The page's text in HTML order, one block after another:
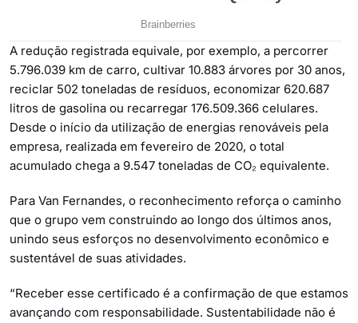
A redução registrada equivale, por exemplo, a percorrer
5.796.039 km de carro, cultivar 10.883 árvores por 30 anos,
reciclar 502 toneladas de resíduos, economizar 620.687
litros de gasolina ou recarregar 176.509.366 celulares.
Desde o início da utilização de energias renováveis pela
empresa, realizada em fevereiro de 2020, o total
acumulado chega a 9.547 toneladas de CO₂ equivalente.
Para Van Fernandes, o reconhecimento reforça o caminho
que o grupo vem construindo ao longo dos últimos anos,
unindo seus esforços no desenvolvimento econômico e
sustentável de suas atividades.
“Receber esse certificado é a confirmação de que estamos
avançando com responsabilidade. Sustentabilidade não é